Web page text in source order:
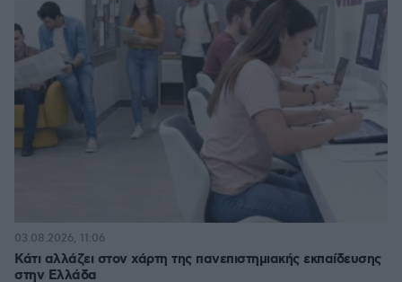
Κάτι αλλάζει στον χάρτη της πανεπιστημιακής εκπαίδευσης
στην Ελλάδα
03.08.2026, 11:06